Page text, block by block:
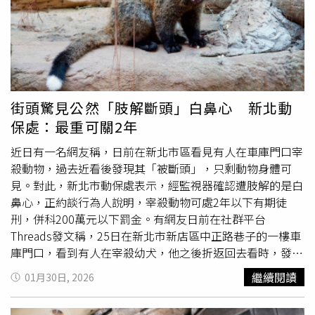
人在介入了嗎？你們這樣有必要嗎？」、「你們1個月都賺
很多錢？都有辦法這樣讓你們每天閒閒的找狗，為什麼不認
真去賺錢？」、「你們幹嘛一直找老人家麻煩」。女網友強
調，事實上他們只是想找飼主，也不知道開門的會是他父
母，而且他們幾人是第一次來，並沒有一直來，警察光是
「有必要嗎」這句話講了10次以上。對此，彰化縣動物防疫
所回應，根據目前掌握的證據程度及相關事證，已依《動物
保護法》對飼主開罰。
Threads／@lin19970823）警方接獲報案到場，透過大樓
及周邊監視器追查，鎖定了32歲劉姓男子，並於22日下午4
點10分左右將劉男帶回警局。經初步了解，劉男在嘉義從事
建築工人職業，於北港鎮租房子，當時沒有與他人爭吵，疑
似是因為酒後心情不好，才將黃狗從5樓丟下去。全案訊後
依動保法函送雲林地檢署偵辦。另外，林女也補充，這隻黃
狗是流浪犬，沒有固定的飼主，附近的鄰居都很照顧牠，也
有給狗狗地方睡，已在那邊生活1年多，目前不開放募款。
街頭驚見公然「肢解斷頭」白鼻心 新北動
保處：最重可關2年
近日有一名網友稱，日前在新北市區看見有人在車庫門口宰
殺動物，過去近看後發現其「被斷頭」，只剩動物身體可
見。對此，新北市動保處表示，經監視器確認遭肢解的是白
鼻心，正約談行為人說明，宰殺動物可處2年以下有期徒
刑，併科200萬元以下罰金。有網友日前在社群平台
Threads發文稱，25日在新北市新店區中正路巷子的一樓車
庫門口，看到有人在宰殺幼犬，他之後折返回去看時，發現
該條狗只剩沒有頭的身軀。讓他痛批「完全沒在意路人眼
光，虐狗零容忍」。而原PO當下馬上報警，警方到現場
後，對方表示宰殺的是果子狸（白鼻心）。經警方調閱監視
01月30日, 2026 繼續閱讀